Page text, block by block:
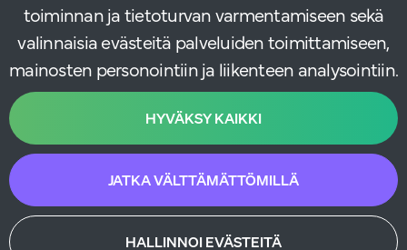
toiminnan ja tietoturvan varmentamiseen sekä
valinnaisia evästeitä palveluiden toimittamiseen,
mainosten personointiin ja liikenteen analysointiin.
HYVÄKSY KAIKKI
JATKA VÄLTTÄMÄTTÖMILLÄ
HALLINNOI EVÄSTEITÄ